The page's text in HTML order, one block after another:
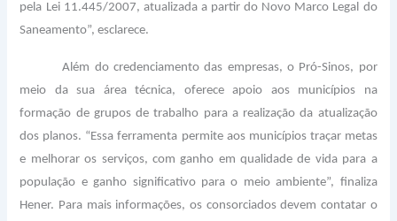
pela Lei 11.445/2007, atualizada a partir do Novo Marco Legal do
Saneamento”, esclarece.
Além do credenciamento das empresas, o Pró-Sinos, por
meio da sua área técnica, oferece apoio aos municípios na
formação de grupos de trabalho para a realização da atualização
dos planos. “Essa ferramenta permite aos municípios traçar metas
e melhorar os serviços, com ganho em qualidade de vida para a
população e ganho significativo para o meio ambiente”, finaliza
Hener. Para mais informações, os consorciados devem contatar o